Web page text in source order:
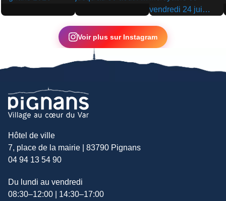
▶ ▶
▶
Voir plus sur Instagram
Hôtel de ville
7, place de la mairie | 83790 Pignans
04 94 13 54 90
Du lundi au vendredi
08:30–12:00 | 14:30–17:00